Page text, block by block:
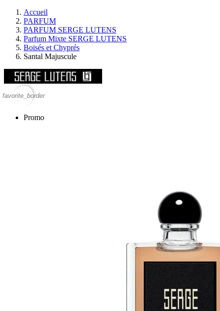
Accueil
PARFUM
PARFUM SERGE LUTENS
Parfum Mixte SERGE LUTENS
Boisés et Chyprés
Santal Majuscule
favorite_border
Promo